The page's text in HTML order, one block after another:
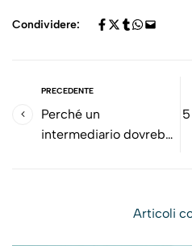
Condividere:
PRECEDENTE
Perché un
intermediario dovrebbe
Articoli